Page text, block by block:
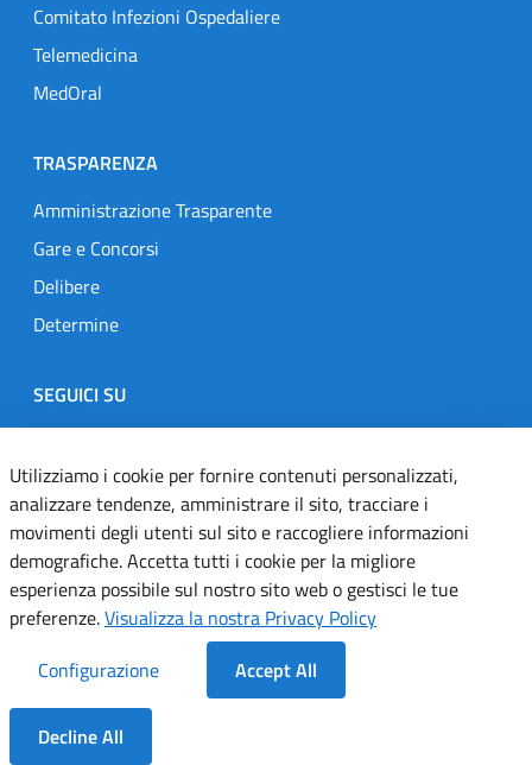
Comitato Infezioni Ospedaliere
Telemedicina
MedOral
TRASPARENZA
Amministrazione Trasparente
Gare e Concorsi
Delibere
Determine
SEGUICI SU
Designers Italia
TwitterInstagramYoutubeLinkedin
Dichiarazione di accessibilità
Informativa cookie
Note legali
Servizi Applicativi
Utilizziamo i cookie per fornire contenuti personalizzati,
analizzare tendenze, amministrare il sito, tracciare i
movimenti degli utenti sul sito e raccogliere informazioni
demografiche. Accetta tutti i cookie per la migliore
esperienza possibile sul nostro sito web o gestisci le tue
preferenze.Visualizza la nostra Privacy Policy
Configurazione
Accept All
Decline All